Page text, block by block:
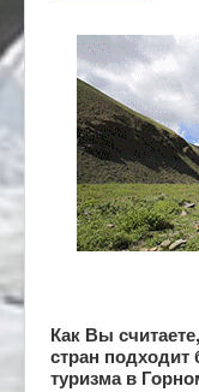
Как Вы
стран подходит
туризма в